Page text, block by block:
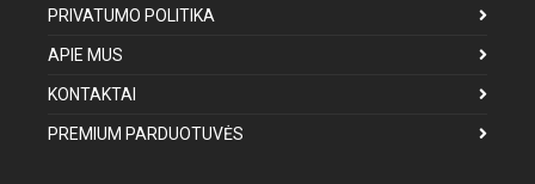
PRIVATUMO POLITIKA
APIE MUS
KONTAKTAI
PREMIUM PARDUOTUVĖS